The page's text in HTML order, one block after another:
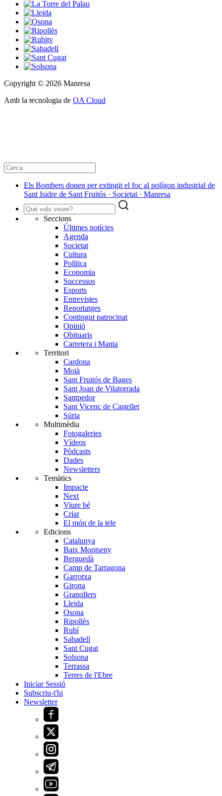
Copyright © 2026 Manresa
Amb la tecnologia de OA Cloud
Els Bombers donen per extingit el foc al polígon industrial de
Sant Isidre de Sant Fruitós · Societat · Manresa
Seccions
Últimes notícies
Agenda
Societat
Cultura
Política
Economia
Successos
Esports
Entrevistes
Reportatges
Contingut patrocinat
Opinió
Obituaris
Carretera i Manta
Territori
Cardona
Moià
Sant Fruitós de Bages
Sant Joan de Vilatorrada
Santpedor
Sant Vicenç de Castellet
Súria
Multimèdia
Fotogaleries
Vídeos
Pòdcasts
Dades
Newsletters
Temàtics
Impacte
Next
Viure bé
Criar
El món de la tele
Edicions
Catalunya
Baix Montseny
Berguedà
Camp de Tarragona
Garrotxa
Girona
Granollers
Lleida
Osona
Ripollès
Rubí
Sabadell
Sant Cugat
Solsona
Terrassa
Terres de l'Ebre
Iniciar Sessió
Subscriu-t'hi
Newsletter